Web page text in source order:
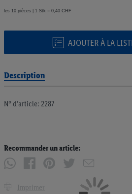
les 10 pièces | 1 Stk = 0,40 CHF
AJOUTER À LA
Description
N° d’article: 2287
Recommander un article:
Imprimer